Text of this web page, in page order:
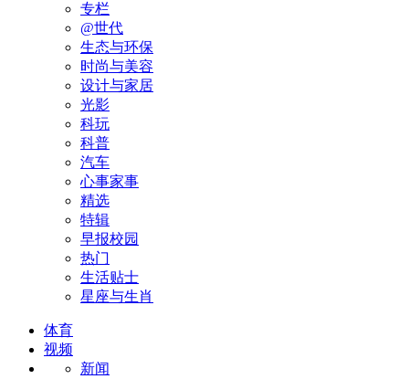
专栏
@世代
生态与环保
时尚与美容
设计与家居
光影
科玩
科普
汽车
心事家事
精选
特辑
早报校园
热门
生活贴士
星座与生肖
体育
视频
新闻